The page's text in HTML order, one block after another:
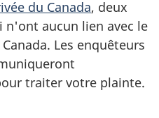
du Canada, deux
aucun lien avec le
Les enquêteurs
traiter votre plainte.